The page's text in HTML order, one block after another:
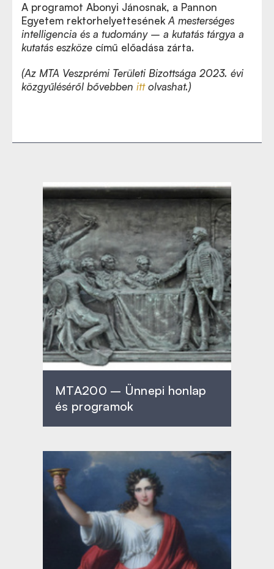
A programot Abonyi Jánosnak, a Pannon
Egyetem rektorhelyettesének A mesterséges
intelligencia és a tudomány – a kutatás tárgya a
kutatás eszköze című előadása zárta.
(Az MTA Veszprémi Területi Bizottsága 2023. évi
közgyűléséről bővebben itt olvashat.)
MTA200 – Ünnepi honlap
és programok